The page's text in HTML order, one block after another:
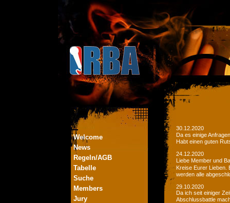
Welcome
News
Regeln/AGB
Tabelle
Suche
Members
Jury
30.12.2020
Da es einige
Habt einen guten
24.12.2020
Liebe Member und
Kreise Eurer Lieben.
werden alle
29.10.2020
Da ich seit einiger
Abschlussbattle